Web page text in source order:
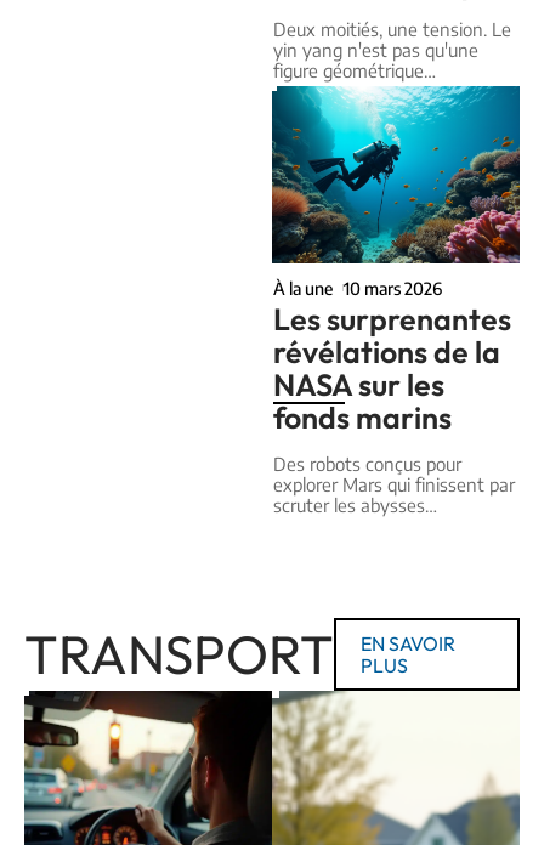
Deux moitiés, une tension. Le
yin yang n'est pas qu'une
figure géométrique…
À la une 10 mars 2026
Les surprenantes
révélations de la
NASA sur les
fonds marins
Des robots conçus pour
explorer Mars qui finissent par
scruter les abysses
TRANSPORT
EN SAVOIR
PLUS